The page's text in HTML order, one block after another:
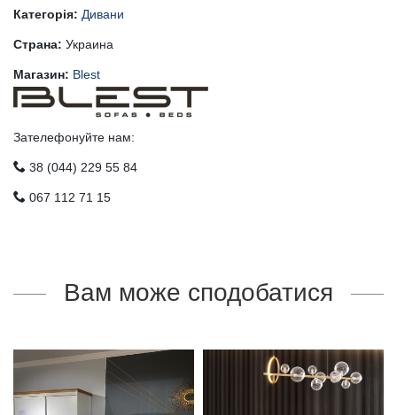
Категорія: Дивани
Страна: Украина
Магазин: Blest
Зателефонуйте нам:
38 (044) 229 55 84
067 112 71 15
Вам може сподобатися